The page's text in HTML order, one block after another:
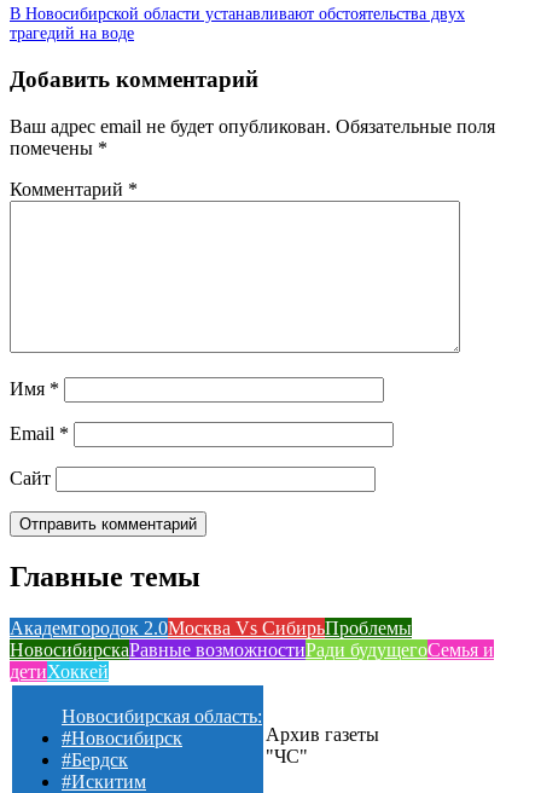
В Новосибирской области устанавливают обстоятельства двух
трагедий на воде
Добавить комментарий
Ваш адрес email не будет опубликован. Обязательные поля
помечены *
Комментарий *
Имя *
Email *
Сайт
Главные темы
Академгородок 2.0Москва Vs СибирьПроблемы
НовосибирскаРавные возможностиРади будущегоСемья и
детиХоккей
Новосибирская область:
#Новосибирск
#Бердск
#Искитим
Архив газеты
"ЧС"